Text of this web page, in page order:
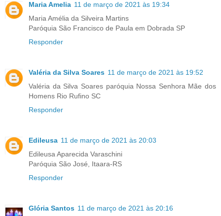
Maria Amelia 11 de março de 2021 às 19:34
Maria Amélia da Silveira Martins
Paróquia São Francisco de Paula em Dobrada SP
Responder
Valéria da Silva Soares 11 de março de 2021 às 19:52
Valéria da Silva Soares paróquia Nossa Senhora Mãe dos
Homens Rio Rufino SC
Responder
Edileusa 11 de março de 2021 às 20:03
Edileusa Aparecida Varaschini
Paróquia São José, Itaara-RS
Responder
Glória Santos 11 de março de 2021 às 20:16